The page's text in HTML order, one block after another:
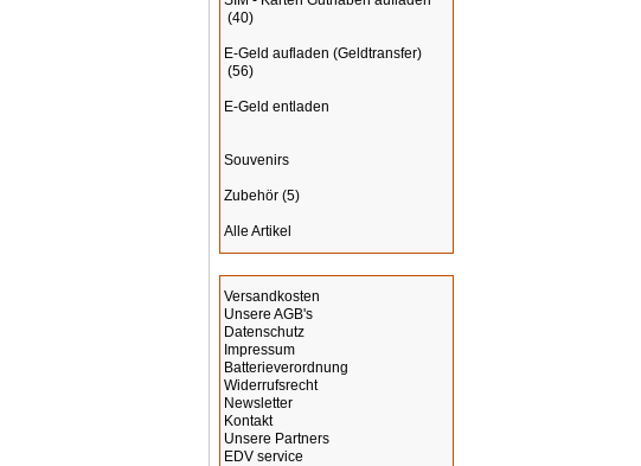
(40)
E-Geld aufladen (Geldtransfer)
(56)
E-Geld entladen
Souvenirs
Zubehör (5)
Alle Artikel
Versandkosten
Unsere AGB's
Datenschutz
Impressum
Batterieverordnung
Widerrufsrecht
Newsletter
Kontakt
Unsere Partners
EDV service